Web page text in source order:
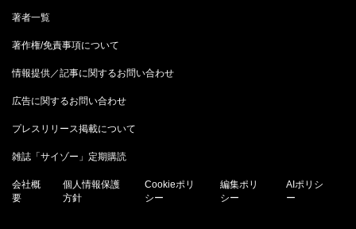
著者一覧
著作権/免責事項について
情報提供／記事に関するお問い合わせ
広告に関するお問い合わせ
プレスリリース掲載について
雑誌「サイゾー」定期購読
会社概
要
個人情報保護
方針
Cookieポリ
シー
編集ポリ
シー
AIポリシ
ー